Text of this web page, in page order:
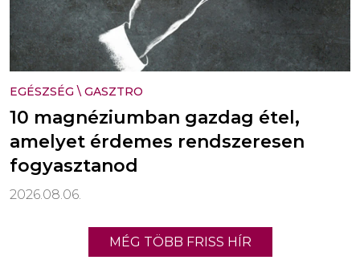
EGÉSZSÉG \ GASZTRO
10 magnéziumban gazdag étel,
amelyet érdemes rendszeresen
fogyasztanod
2026.08.06.
MÉG TÖBB FRISS HÍR